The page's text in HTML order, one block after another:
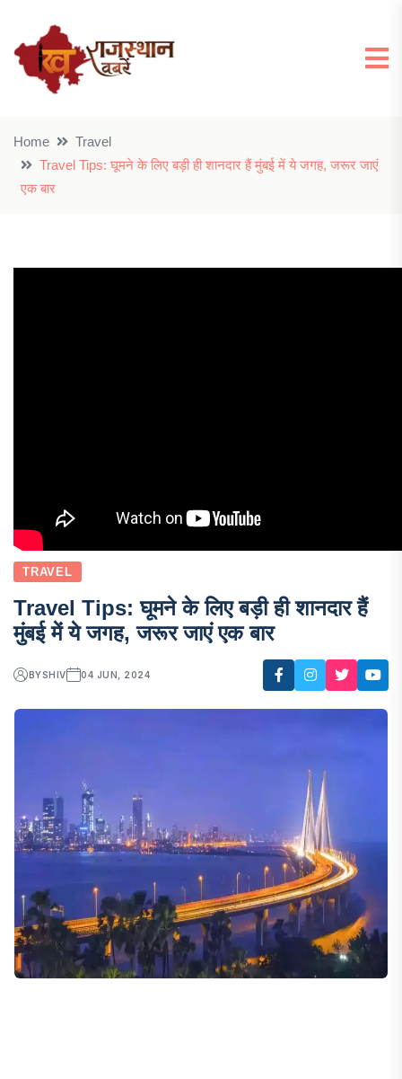
Home
Travel
Travel Tips: घूमने के लिए बड़ी ही शानदार हैं मुंबई में ये जगह, जरूर जाएं
एक बार
TRAVEL
Travel Tips: घूमने के लिए बड़ी ही शानदार हैं
मुंबई में ये जगह, जरूर जाएं एक बार
BYSHIV 04 JUN, 2024